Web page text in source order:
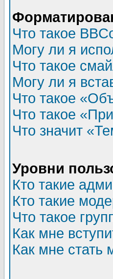
Что такое
Могу ли я
Что такое
Могу ли я
Что такое
Что такое
Что значит
Уровни
Кто такие
Кто такие
Что такое
Как мне
Как мне стать